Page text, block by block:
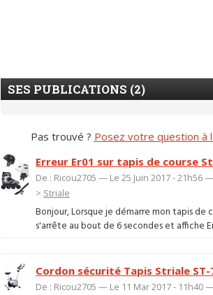
SES PUBLICATIONS (2)
Pas trouvé ? Posez votre question à
Erreur Er01 sur tapis de course
De : Ricou2705 — Le 25 Juin 2017 - 21h56 —
> Striale
Bonjour, Lorsque je démarre mon tapis de
s'arrête au bout de 6 secondes et affiche
Cordon sécurité Tapis Striale ST-
De : Ricou2705 — Le 11 Mar 2017 - 11h40